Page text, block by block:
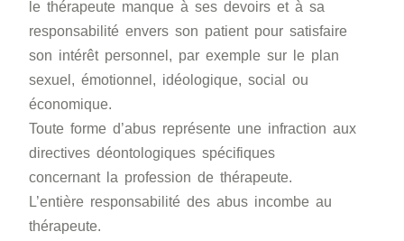
le thérapeute manque à ses devoirs et à sa
responsabilité envers son patient pour satisfaire
son intérêt personnel, par exemple sur le plan
sexuel, émotionnel, idéologique, social ou
économique.
Toute forme d’abus représente une infraction aux
directives déontologiques spécifiques
concernant la profession de thérapeute.
L’entière responsabilité des abus incombe au
thérapeute.